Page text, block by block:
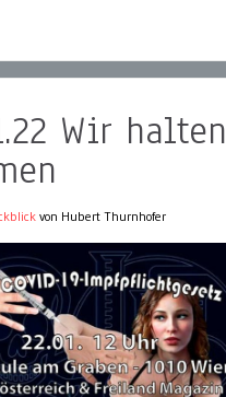
Wir halten
von Hubert Thurnhofer